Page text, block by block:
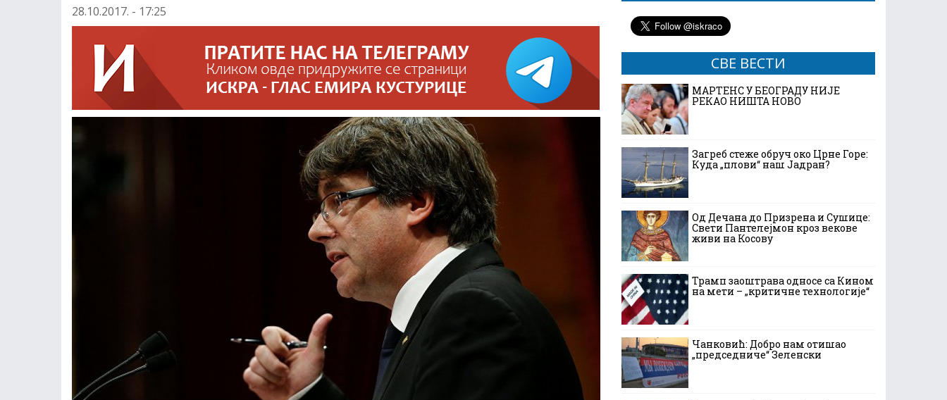
28.10.2017. - 17:25
СВЕ ВЕСТИ
МАРТЕНС У БЕОГРАДУ НИЈЕ
РЕКАО НИШТА НОВО
Загреб стеже обруч око Црне Горе:
Куда „плови“ наш Јадран?
Од Дечана до Призрена и Сушице:
Свети Пантелејмон кроз векове
живи на Косову
Трамп заоштрава односе са Кином
на мети – „критичне технологије“
Чанковић: Добро нам отишао
„председниче“ Зеленски